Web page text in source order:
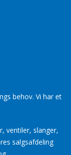
behov. Vi har et
ventiler, slanger,
salgsafdeling